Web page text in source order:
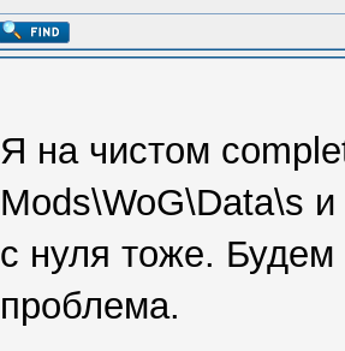
Я на чистом
Mods\WoG\Data\s и
с нуля тоже. Будем
проблема.